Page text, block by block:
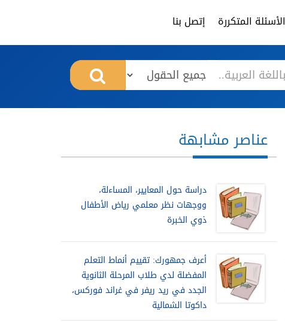
الأسئلة المتكررة إتصل بنا
عناصر مشابهة
دراسة حول المعايير، المساءلة،
ووجهات نظر معلمي رياض الأطفال
ذوي الخبرة
أعرف جمهورك: تقييم أنماط التعلم
المفضلة لدي طلاب المرحلة الثانوية
الجدد في ريد ريفر في غراند فوركس،
داكوتا الشمالية